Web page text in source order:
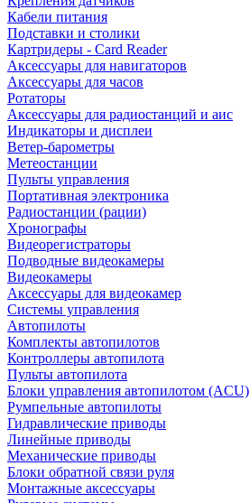
Кабели питания
Подставки и столики
Картридеры - Card Reader
Аксессуары для навигаторов
Аксессуары для часов
Ротаторы
Аксессуары для радиостанций и аис
Индикаторы и дисплеи
Ветер-барометры
Метеостанции
Пульты управления
Портативная электроника
Радиостанции (рации)
Хронографы
Видеорегистраторы
Подводные видеокамеры
Видеокамеры
Аксессуары для видеокамер
Системы управления
Автопилоты
Комплекты автопилотов
Контроллеры автопилота
Пульты автопилота
Блоки управления автопилотом (ACU)
Румпельные автопилоты
Гидравлические приводы
Линейные приводы
Механические приводы
Блоки обратной связи руля
Монтажные аксессуары